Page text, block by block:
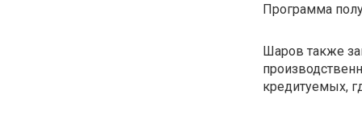
Программа
Шаров также
кредитуемых,